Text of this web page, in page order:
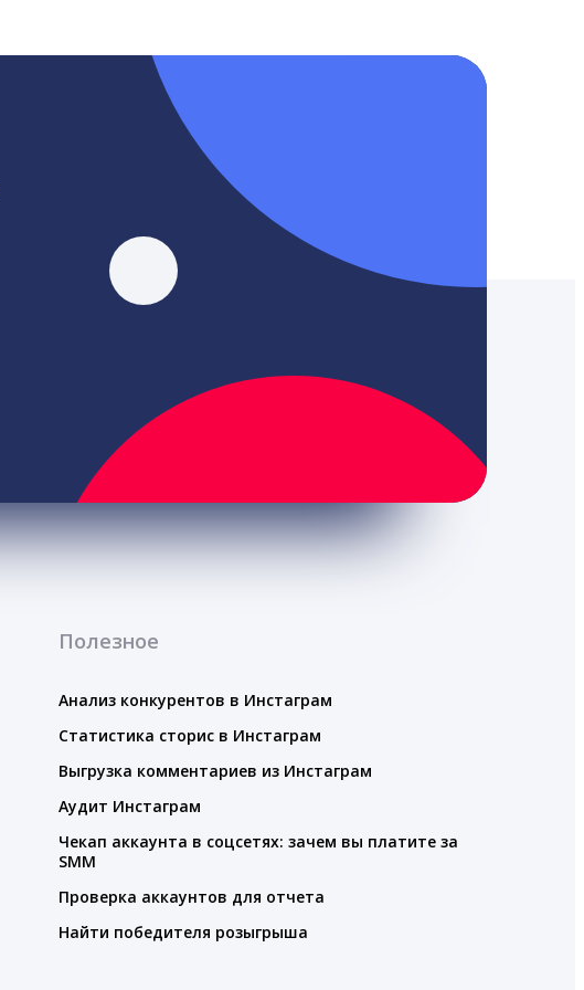
Полезное
Анализ конкурентов в Инстаграм
Статистика сторис в Инстаграм
Выгрузка комментариев из Инстаграм
Аудит Инстаграм
Чекап аккаунта в соцсетях: зачем вы платите за
SMM
Проверка аккаунтов для отчета
Найти победителя розыгрыша